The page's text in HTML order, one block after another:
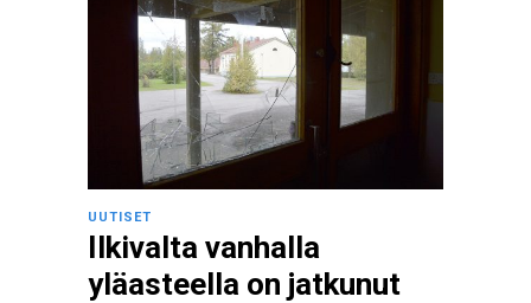
UUTISET
Ilkivalta vanhalla
yläasteella on jatkunut